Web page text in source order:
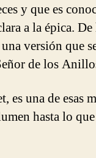
y que es
a la épica.
versión que
de los
es una de esas
hasta lo